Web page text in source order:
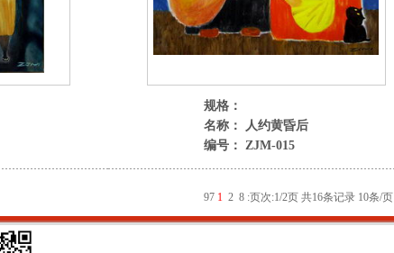
规格：
名称： 人约黄昏后
编号： ZJM-015
97 1 2 8 :页次:1/2页 共16条记录 10条/页